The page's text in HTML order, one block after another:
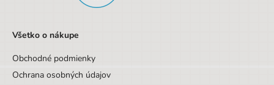
Všetko o nákupe
Obchodné podmienky
Ochrana osobných údajov